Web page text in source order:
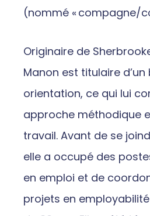
(nommé « compagne/
Originaire de
Manon est titulaire
orientation, ce qui lui
approche méthodique
travail. Avant de se
elle a occupé des
en emploi et de
projets en